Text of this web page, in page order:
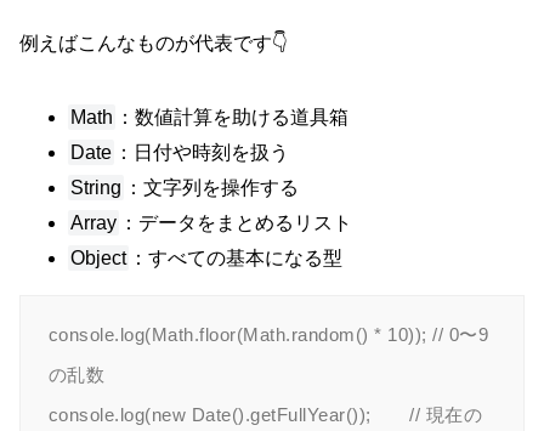
例えばこんなものが代表です👇
Math ：数値計算を助ける道具箱
Date ：日付や時刻を扱う
String ：文字列を操作する
Array ：データをまとめるリスト
Object ：すべての基本になる型
console.log(Math.floor(Math.random() * 10)); // 0〜9
の乱数
console.log(new Date().getFullYear());       // 現在の